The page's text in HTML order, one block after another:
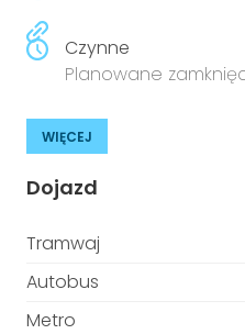
Czynne
Planowane
WIĘCEJ
Dojazd
Tramwaj
Autobus
Metro